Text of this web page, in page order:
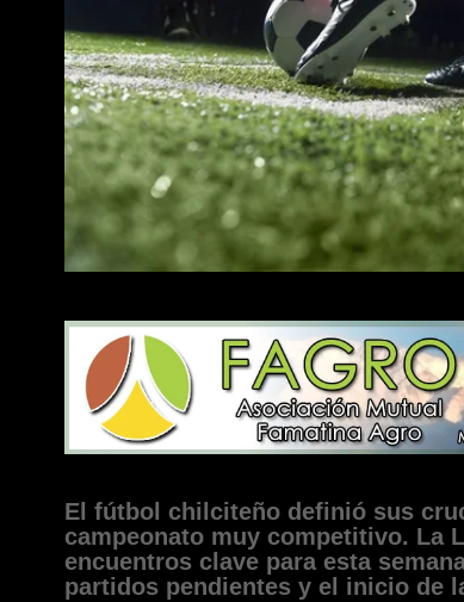
El fútbol chilciteño definió sus
campeonato muy competitivo. La
encuentros clave para esta
partidos pendientes y el inicio de